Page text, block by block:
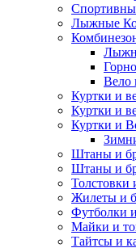
Лыжные
Вело
Куртки и
Куртки и
Куртки и
Штаны и
Штаны и
Жилеты и
Футболки
Майки и
Тайтсы и